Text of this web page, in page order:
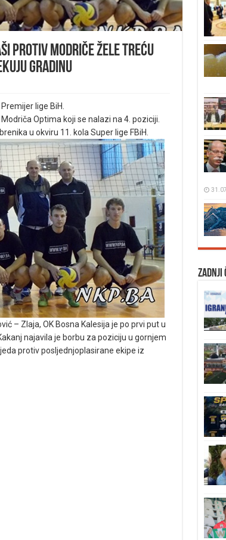
protiv Modriče žele treću
Gradinu
lige BiH.
Optima koji se nalazi na 4. poziciji.
u okviru 11. kola Super lige FBiH.
– Zlaja, OK Bosna Kalesija je po prvi put u
najavila je borbu za poziciju u gornjem
protiv posljednjoplasirane ekipe iz
Zadnji